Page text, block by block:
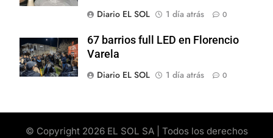
Diario EL SOL
1 día atrás 0
67 barrios full LED en Florencio
Varela
Diario EL SOL
1 día atrás 0
© Copyright 2026 EL SOL SA | Todos los derechos